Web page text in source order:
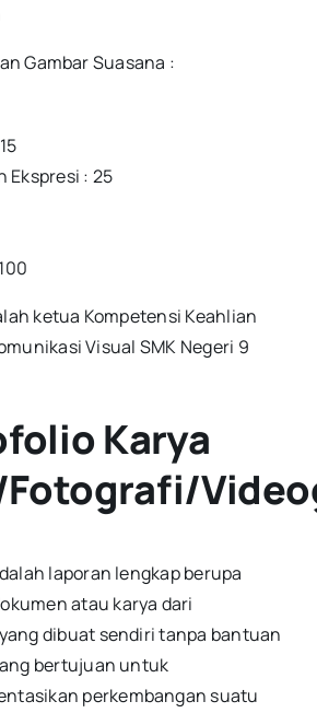
Gambar Suasana :
Ekspresi : 25
ketua Kompetensi Keahlian
Visual SMK Negeri 9
Karya
laporan lengkap berupa
atau karya dari
dibuat sendiri tanpa bantuan
bertujuan untuk
perkembangan suatu